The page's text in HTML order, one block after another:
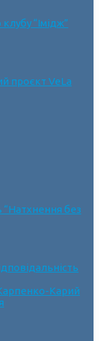
“Імідж”
проєкт VeLa
без
Карпенко-Карий